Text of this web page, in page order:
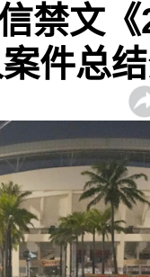
兵家
禁文
件总结